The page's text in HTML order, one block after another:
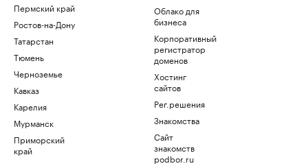
Пермский край
Ростов-на-Дону
Татарстан
Тюмень
Черноземье
Кавказ
Карелия
Мурманск
Приморский
край
Облако для
бизнеса
Корпоративный
регистратор
доменов
Хостинг
сайтов
Рег.решения
Знакомства
Сайт
знакомств
podbor.ru